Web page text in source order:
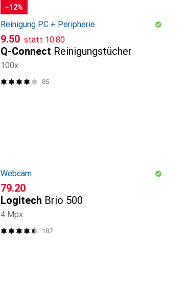
−12%
Reinigung PC + Peripherie
CHF
9.50 statt CHF
10.80
Q-Connect Reinigungstücher
100x
85
Webcam
CHF
79.20
Logitech Brio 500
4 Mpx
187